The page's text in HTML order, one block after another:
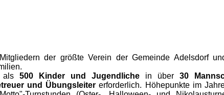
der größte Verein der Gemeinde Adelsdorf
als 500 Kinder und Jugendliche in über 30
und Übungsleiter erforderlich. Höhepunkte im